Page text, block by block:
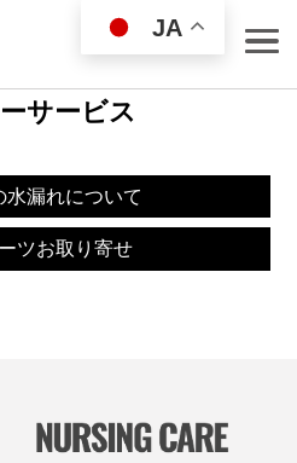
サービス
水漏れについて
ツお取り寄せ
JA